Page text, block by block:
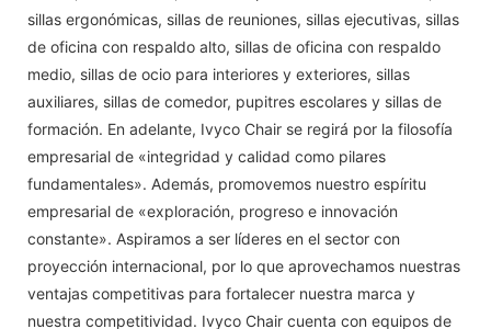
sillas ergonómicas, sillas de reuniones, sillas ejecutivas, sillas
de oficina con respaldo alto, sillas de oficina con respaldo
medio, sillas de ocio para interiores y exteriores, sillas
auxiliares, sillas de comedor, pupitres escolares y sillas de
formación. En adelante, Ivyco Chair se regirá por la filosofía
empresarial de «integridad y calidad como pilares
fundamentales». Además, promovemos nuestro espíritu
empresarial de «exploración, progreso e innovación
constante». Aspiramos a ser líderes en el sector con
proyección internacional, por lo que aprovechamos nuestras
ventajas competitivas para fortalecer nuestra marca y
nuestra competitividad. Ivyco Chair cuenta con equipos de